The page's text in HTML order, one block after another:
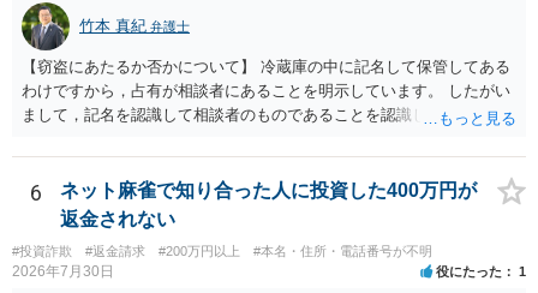
竹本 真紀 弁護士
【窃盗にあたるか否かについて】 冷蔵庫の中に記名して保管してある
わけですから，占有が相談者にあることを明示しています。 したがい
まして，記名を認識して相談者のものであることを認識していながら
盗罪が成立します。 しかし，窃盗罪は，故意犯です。 過失犯の場合に
は，窃盗罪は成立しません。処罰規定がないからです。 おそらく，持
ち出した方は，相談者の記名に気づかず，自分のものと間違えて持ち
出してしまったのでしょう。 残っているのが無記名（つまり，自分の
物に記名していない）のようですから，記名を気にしていない方だと
思います。 この場合は，過失にすぎませんから，窃盗罪は成立せず，
6
ネット麻雀で知り合った人に投資した400万円が
返金されない
#投資詐欺 #返金請求 #200万円以上 #本名・住所・電話番号が不明
2026年7月30日 役にたった 1